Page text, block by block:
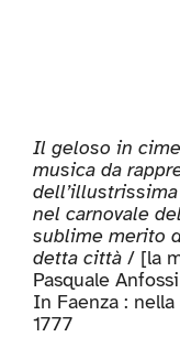
Il geloso in
musica da
nel carnovale
sublime merito
detta città/ [la
Pasquale
In Faenza :
1777